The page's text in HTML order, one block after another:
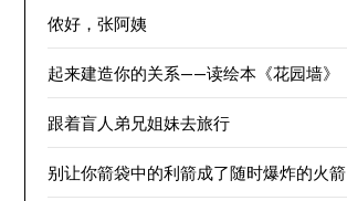
侬好，张阿姨
起来建造你的关系——读绘本《花园墙》
跟着盲人弟兄姐妹去旅行
别让你箭袋中的利箭成了随时爆炸的火箭